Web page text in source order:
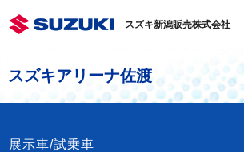
スズキ新潟販売株式会社
スズキアリーナ佐渡
展示車/試乗車